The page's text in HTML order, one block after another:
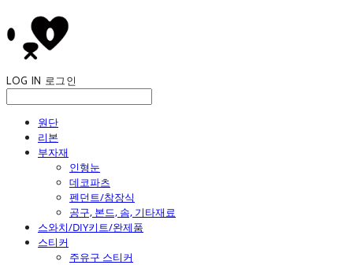
LOG IN 로그인
원단
리본
부자재
인형눈
데코파츠
펜던트/참장식
공구, 본드, 솜, 기타재료
스와치/DIY키트/완제품
스티커
주유구 스티커